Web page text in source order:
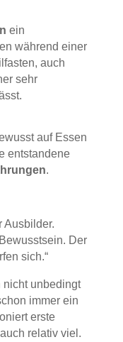
ein
während einer
auch
sehr
auf Essen
entstandene
.
Ausbilder.
Der
sich.“
nicht unbedingt
immer ein
erste
relativ viel.